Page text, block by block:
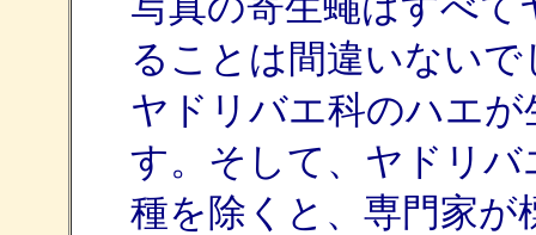
ることは間違いない
ヤドリバエ科のハエ
す。そして、ヤドリ
種を除くと、専門家が